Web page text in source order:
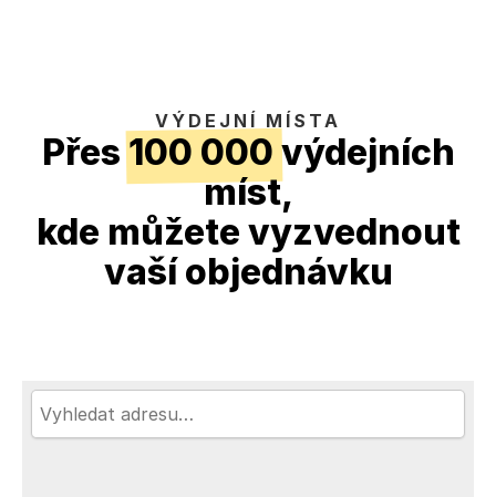
VÝDEJNÍ MÍSTA
Přes 100 000 výdejních
míst,
kde můžete vyzvednout
vaší objednávku